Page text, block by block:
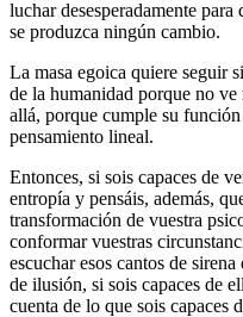
luchar desesperadamente
se produzca ningún cambio.
La masa egoica quiere seguir
de la humanidad porque no
allá, porque cumple su
pensamiento lineal.
Entonces, si sois capaces de
entropía y pensáis, además,
transformación de vuestra
conformar vuestras
escuchar esos cantos de
de ilusión, si sois capaces de
cuenta de lo que sois capaces